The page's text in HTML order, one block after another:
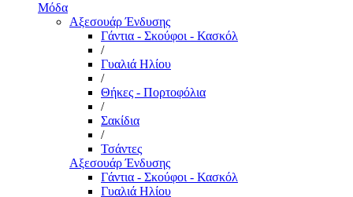
Μόδα
Αξεσουάρ Ένδυσης
Γάντια - Σκούφοι - Κασκόλ
/
Γυαλιά Ηλίου
/
Θήκες - Πορτοφόλια
/
Σακίδια
/
Τσάντες
Αξεσουάρ Ένδυσης
Γάντια - Σκούφοι - Κασκόλ
Γυαλιά Ηλίου